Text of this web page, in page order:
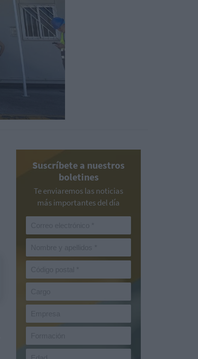
Suscríbete a nuestros
boletines
Te enviaremos las noticias
más importantes del día